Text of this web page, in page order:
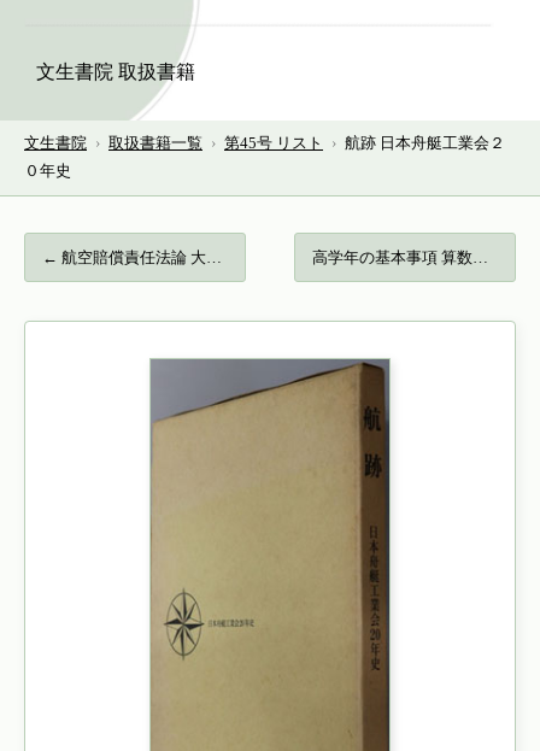
文生書院 取扱書籍
文生書院 › 取扱書籍一覧 › 第45号 リスト › 航跡 日本舟艇工業会２
０年史
← 航空賠償責任法論 大阪市立大学法学叢書 … 高学年の基本事項 算数科教材研究の標準化… →